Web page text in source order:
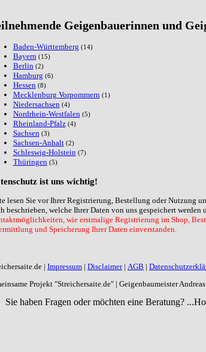
Geigenbauerinnen und
Baden-Württemberg (14)
Bayern (15)
Berlin (2)
Hamburg (6)
Hessen (8)
Mecklenburg Vorpommern (1)
Niedersachsen (4)
Nordrhein-Westfalen (5)
Rheinland-Pfalz (4)
Sachsen (3)
Sachsen-Anhalt (2)
Schleswig-Holstein (7)
Thüringen (5)
ist uns wichtig!
lesen Sie vor Ihrer Registrierung, Bestellung oder Nutzung
beschrieben, welche Ihrer Daten von uns gespeichert
wie erstmalige Registrierung im Shop,
und Speicherung Ihrer Daten einverstanden.
| Impressum | Disclaimer| AGB |
Projekt "Streichersaite.de" | Geigenbaumeister
Sie haben Fragen oder möchten eine Beratung? ...